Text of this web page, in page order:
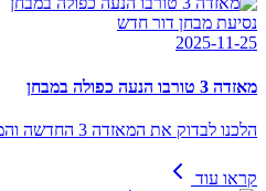
נסיעת מבחן דור חדש
2025-11-25
מאזדה 3 טורבו הנעה כפולה במבחן
הלכנו לבדוק את המאזדה 3 החדשה והמוגדשת ולראות מה יש לה להציע
קראו עוד